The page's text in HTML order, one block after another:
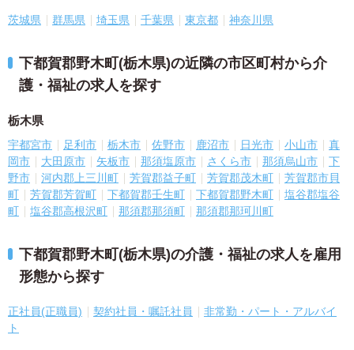
茨城県 群馬県 埼玉県 千葉県 東京都 神奈川県
下都賀郡野木町(栃木県)の近隣の市区町村から介
護・福祉の求人を探す
栃木県
宇都宮市 足利市 栃木市 佐野市 鹿沼市 日光市 小山市
真
岡市
大田原市 矢板市 那須塩原市 さくら市 那須烏山市
下
野市
河内郡上三川町 芳賀郡益子町 芳賀郡茂木町
芳賀郡市貝
町
芳賀郡芳賀町 下都賀郡壬生町 下都賀郡野木町
塩谷郡塩谷
町
塩谷郡高根沢町 那須郡那須町 那須郡那珂川町
下都賀郡野木町(栃木県)の介護・福祉の求人を雇用
形態から探す
正社員(正職員) 契約社員・嘱託社員
非常勤・パート・アルバイ
ト